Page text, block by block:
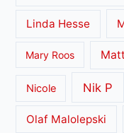
Linda Hesse
Mary Roos
Nicole Nik P
Olaf Malolepski